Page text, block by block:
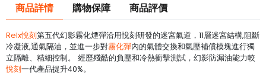
商品詳情 購物保障 商品評價
Relx悅刻第五代幻影霧化煙彈沿用悅刻研發的迷宮氣道，11層迷宮結構,阻斷
冷凝液,通氣隔油，並進一步對霧化彈內的氣體交換和氣壓補償模塊進行獨
立隔離、精細控制。 經歷殘酷的負壓和冷熱衝擊測試，幻影防漏油能力較
悅刻一代產品提升40%。